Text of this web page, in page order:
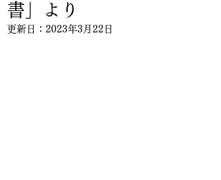
書」より
更新日： 2023年3月22日